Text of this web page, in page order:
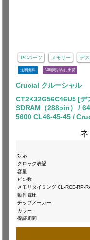
PCパーツ メモリー デ
送料無料 24時間以内に出荷
Crucial クルーシャル
CT2K32G56C46U5 [デ
SDRAM（288pin） /
5600 CL46-45-45 /
ネ
対応
クロック表記
容量
ピン数
メモリタイミング CL-RCD-RP-
動作電圧
チップメーカー
カラー
保証期間